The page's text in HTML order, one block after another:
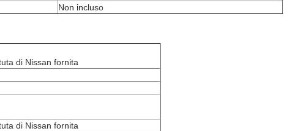
Non incluso
di Nissan fornita
di Nissan fornita